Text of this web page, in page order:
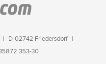
D-02742 Friedersdorf
353-30